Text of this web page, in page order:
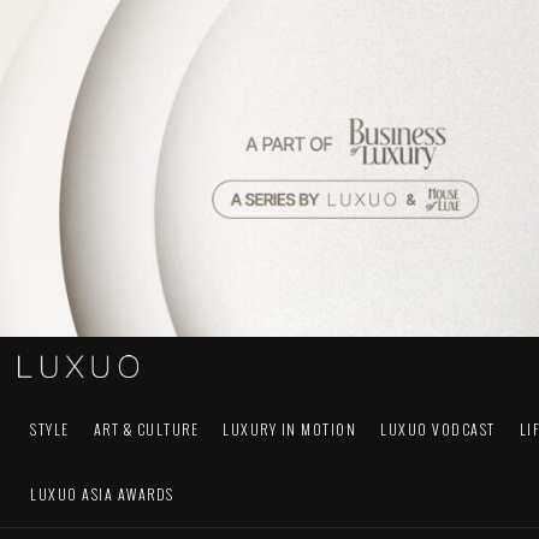
STYLE ART & CULTURE LUXURY IN MOTION LUXUO VODCAST
LUXUO ASIA AWARDS